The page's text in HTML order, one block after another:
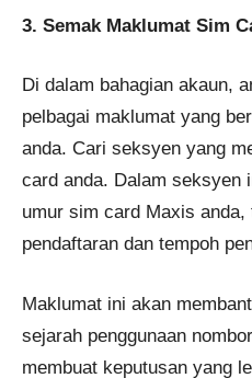
3. Semak Maklumat Sim
Di dalam bahagian akaun,
pelbagai maklumat yang
anda. Cari seksyen yang
card anda. Dalam seksyen
umur sim card Maxis
pendaftaran dan tempoh
Maklumat ini akan
sejarah penggunaan
membuat keputusan yang